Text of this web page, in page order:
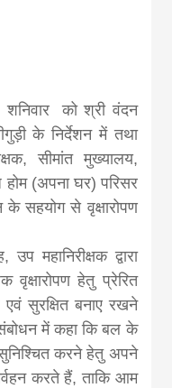
शनिवार को श्री वंदन
के निर्देशन में तथा
सीमांत मुख्यालय,
(अपना घर) परिसर
सहयोग से वृक्षारोपण
महानिरीक्षक द्वारा
वृक्षारोपण हेतु प्रेरित
एवं सुरक्षित बनाए रखने
में कहा कि बल के
सुनिश्चित करने हेतु अपने
करते हैं, ताकि आम